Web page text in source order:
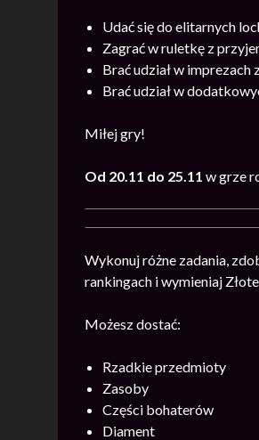
Udać się do elitarnych
Zagrać w ruletkę z
Brać udział w
Brać udział w
Miłej gry!
Od 20.11 do 25.11 w grze
Wykonuj różne zadania,
rankingach i wymieniaj
Możesz dostać:
Rzadkie przedmioty
Zasoby
Części bohaterów
Diament